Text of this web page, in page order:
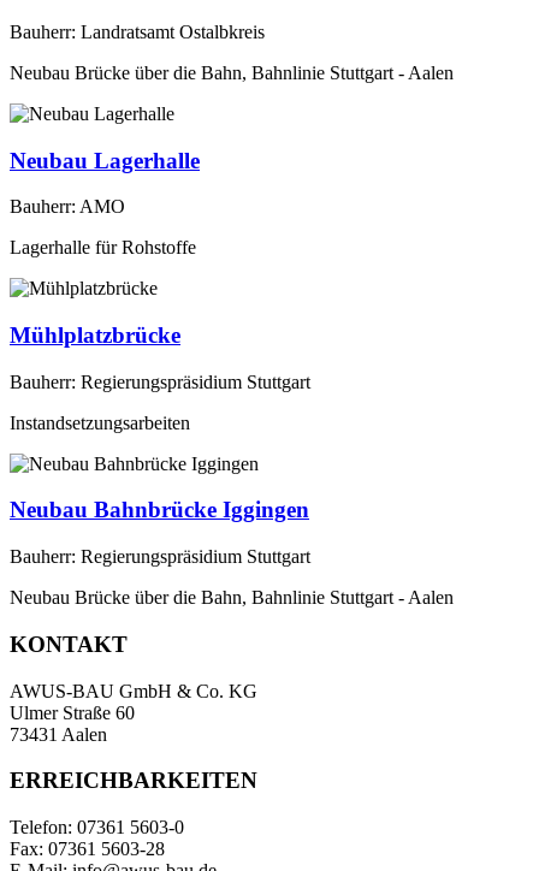
Bauherr: Landratsamt Ostalbkreis
Neubau Brücke über die Bahn, Bahnlinie Stuttgart - Aalen
Neubau Lagerhalle
Bauherr: AMO
Lagerhalle für Rohstoffe
Mühlplatzbrücke
Bauherr: Regierungspräsidium Stuttgart
Instandsetzungsarbeiten
Neubau Bahnbrücke Iggingen
Bauherr: Regierungspräsidium Stuttgart
Neubau Brücke über die Bahn, Bahnlinie Stuttgart - Aalen
KONTAKT
AWUS-BAU GmbH & Co. KG
Ulmer Straße 60
73431 Aalen
ERREICHBARKEITEN
Telefon: 07361 5603-0
Fax: 07361 5603-28